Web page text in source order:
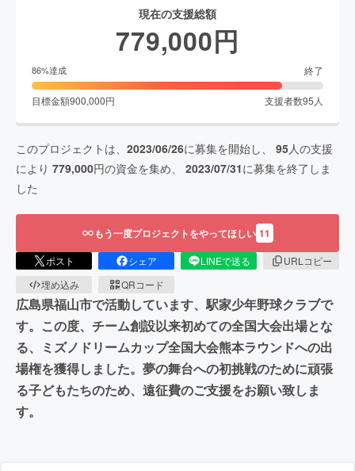
現在の支援総額
779,000円
86%達成 終了
目標金額900,000円 支援者数95 人
このプロジェクトは、 2023/06/26に募集を開始し、 95人の支援
により 779,000円の資金を集め、 2023/07/31に募集を終了しま
した
もう一度プロジェクトをやってほしい 11
ポスト シェア LINEで送る
URLコピー
埋め込み
QRコード
広島県福山市で活動しています、駅家少年野球クラブで
す。この度、チーム創設以来初めての全国大会出場とな
る、ミズノドリームカップ全国大会熊本ラウンドへの出
場権を獲得しました。夢の舞台への初挑戦のために頑張
る子どもたちのため、遠征費のご支援をお願い致しま
す。